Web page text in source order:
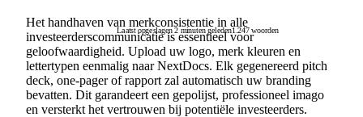
Laatst opgeslagen 2 minuten geleden1.247 woorden
Het handhaven van merkconsistentie in alle
investeerderscommunicatie is essentieel voor
geloofwaardigheid. Upload uw logo, merk kleuren en
lettertypen eenmalig naar NextDocs. Elk gegenereerd pitch
deck, one-pager of rapport zal automatisch uw branding
bevatten. Dit garandeert een gepolijst, professioneel imago
en versterkt het vertrouwen bij potentiële investeerders.